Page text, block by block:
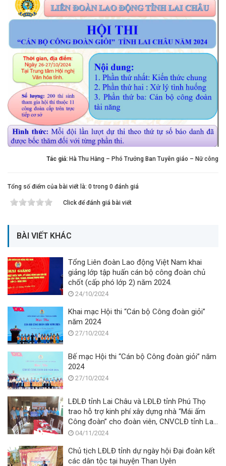
Tác giả: Hà Thu Hằng – Phó Trưởng Ban Tuyên giáo – Nữ công
Tổng số điểm của bài viết là: 0 trong 0 đánh giá
Click để đánh giá bài viết
BÀI VIẾT KHÁC
Tổng Liên đoàn Lao động Việt Nam khai
giảng lớp tập huấn cán bộ công đoàn chủ
chốt (cấp phó lớp 2) năm 2024.
24/10/2024
Khai mạc Hội thi “Cán bộ Công đoàn giỏi”
năm 2024
27/10/2024
Bế mạc Hội thi “Cán bộ Công đoàn giỏi” năm
2024
27/10/2024
LĐLĐ tỉnh Lai Châu và LĐLĐ tỉnh Phú Thọ
trao hỗ trợ kinh phí xây dựng nhà “Mái ấm
Công đoàn” cho đoàn viên, CNVCLĐ tỉnh Lai
Châu04/11/2024
Chủ tịch LĐLĐ tỉnh dự ngày hội Đại đoàn kết
các dân tộc tại huyện Than Uyên